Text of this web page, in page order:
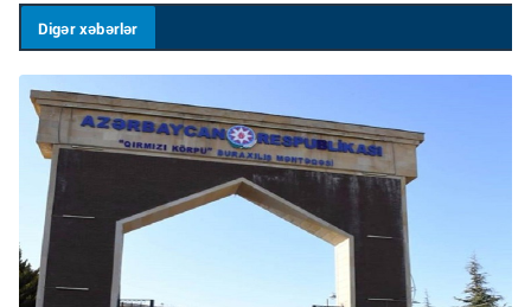
Digər xəbərlər